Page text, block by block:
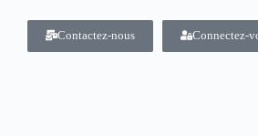
Contactez-nous Connectez-